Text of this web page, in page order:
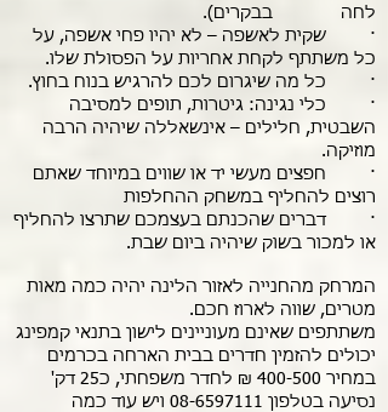
לחה בבקרים).
· שקית לאשפה – לא יהיו פחי אשפה, על
כל משתתף לקחת אחריות על הפסולת שלו.
· כל מה שיגרום לכם להרגיש בנוח בחוץ.
· כלי נגינה: גיטרות, תופים למסיבה
השבטית, חלילים – אינשאללה שיהיה הרבה
מוזיקה.
· חפצים מעשי יד או שווים במיוחד שאתם
רוצים להחליף במשחק ההחלפות
· דברים שהכנתם בעצמכם שתרצו להחליף
או למכור בשוק שיהיה ביום שבת.
המרחק מהחנייה לאזור הלינה יהיה כמה מאות
מטרים, שווה לארוז חכם.
משתתפים שאינם מעוניינים לישון בתנאי קמפינג
יכולים להזמין חדרים בבית הארחה בכרמים
במחיר 400-500 ₪ לחדר משפחתי, כ25 דק'
נסיעה בטלפון 08-6597111 ויש עוד כמה